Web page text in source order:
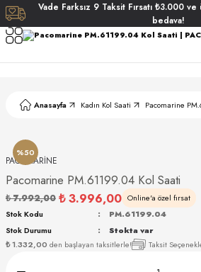
Vade Farksız 9 Taksit Fırsatı ₺3.000 ve
bedava!
Anasayfa Kadın Kol Saati Pacomarine
%50
PACOMARİNE
Pacomarine PM.61199.04 Kol Saati
₺ 7.992,00 ₺ 3.996,00 Online'a özel fırsat
₺ 1.332,00 den başlayan taksitlerle! Taksit
Stok Kodu
PM.61199.04
Stok Durumu
Stokta var